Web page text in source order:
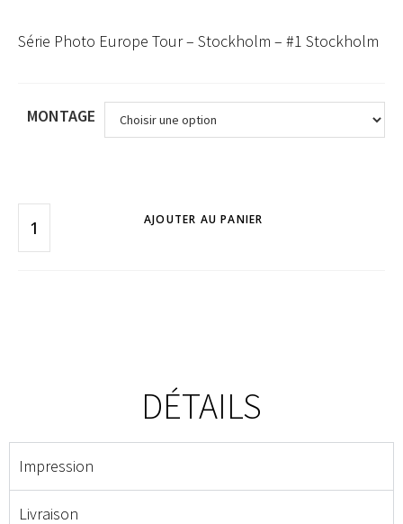
Série Photo Europe Tour – Stockholm – #1 Stockholm
MONTAGE
AJOUTER AU PANIER
DÉTAILS
Impression
Livraison